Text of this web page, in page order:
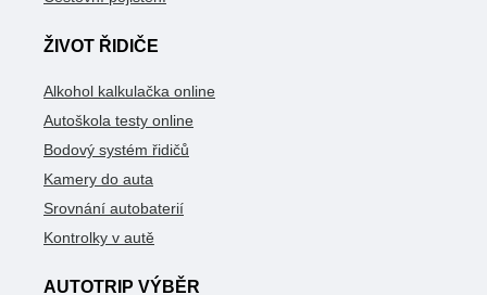
ŽIVOT ŘIDIČE
Alkohol kalkulačka online
Autoškola testy online
Bodový systém řidičů
Kamery do auta
Srovnání autobaterií
Kontrolky v autě
AUTOTRIP VÝBĚR